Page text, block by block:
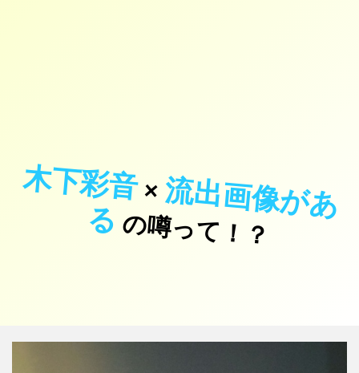
木下彩音×流
出
画
像
が
あ
る の噂って！？